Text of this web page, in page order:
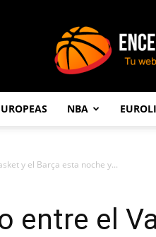
NBA
y el Barça esta noche y...
entre el